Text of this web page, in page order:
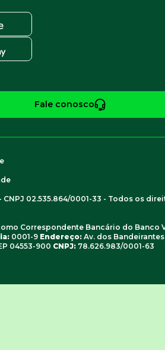
Fale conosco
CNPJ 02.535.864/0001-33 - Todos os
Correspondente Bancário do Banco
0001-9 Endereço: Av. dos
04553-900 CNPJ: 78.626.983/0001-63